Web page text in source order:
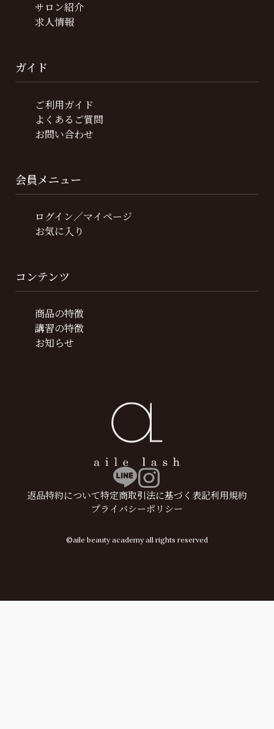
サロン紹介
求人情報
ガイド
ご利用ガイド
よくあるご質問
お問い合わせ
会員メニュー
ログイン／マイページ
お気に入り
コンテンツ
商品の特徴
講習の特徴
お知らせ
返品特約について特定商取引法に基づく表記利用規約
プライバシーポリシー
©aile beauty academy all rights reserved